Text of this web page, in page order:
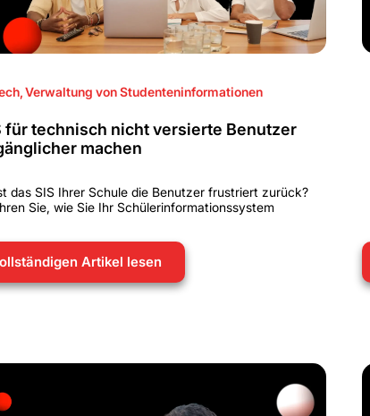
,Verwaltung von Studenteninformationen
für technisch nicht versierte Benutzer
machen
das SIS Ihrer Schule die Benutzer frustriert zurück?
Sie, wie Sie Ihr Schülerinformationssystem
Artikel lesen